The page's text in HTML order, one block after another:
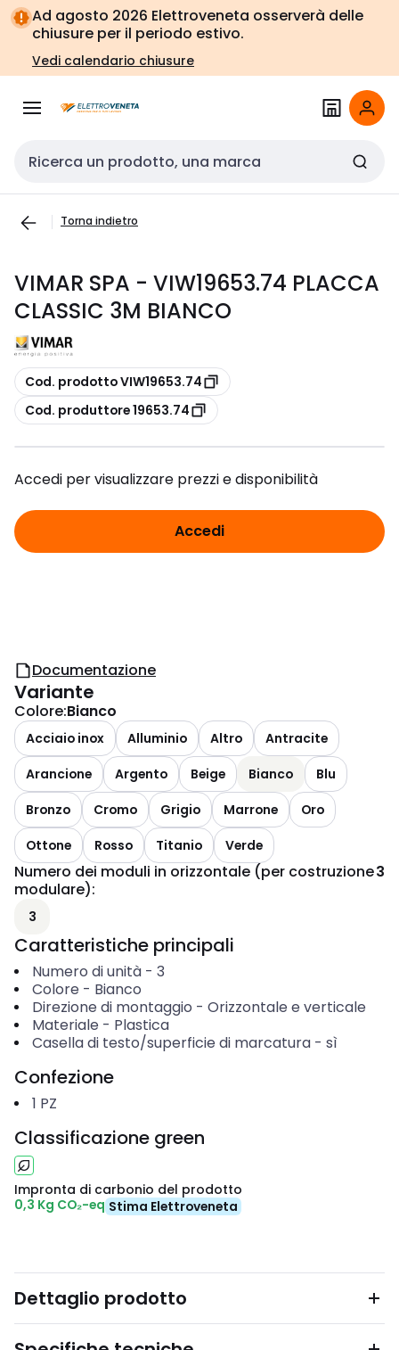
Vai alla
navigazione
Vai
alla
pagina
Ad agosto 2026 Elettroveneta osserverà delle
chiusure per il periodo estivo.
Vedi calendario chiusure
Cerca input
Torna indietro
VIMAR SPA - VIW19653.74 PLACCA
CLASSIC 3M BIANCO
copia
Cod. prodotto VIW19653.74
copia
Cod. produttore 19653.74
Accedi per visualizzare prezzi e disponibilità
Accedi
Documentazione
Variante
Colore:Bianco
Acciaio inox Alluminio Altro
Antracite
Arancione
Argento Beige Bianco
Blu
Bronzo
Cromo Grigio Marrone
Oro
Ottone
Rosso Titanio Verde
Numero dei moduli in orizzontale (per costruzione
modulare):
3
3
Caratteristiche principali
Numero di unità- 3
Colore - Bianco
Direzione di montaggio - Orizzontale e verticale
Materiale - Plastica
Casella di testo/superficie di marcatura- sì
Confezione
1 PZ
Classificazione green
Impronta di carbonio del prodotto
0,3 Kg CO₂-eq Stima Elettroveneta
Dettaglio prodotto